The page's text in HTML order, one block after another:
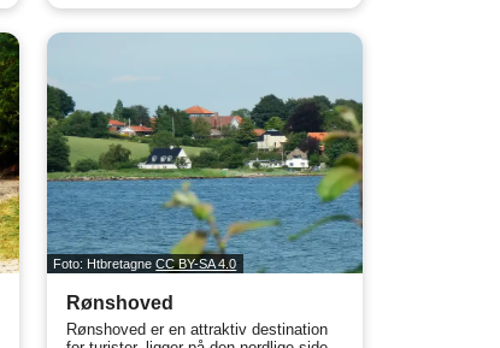
Foto: HtbretagneCC BY-SA 4.0
Rønshoved
Rønshoved er en attraktiv destination